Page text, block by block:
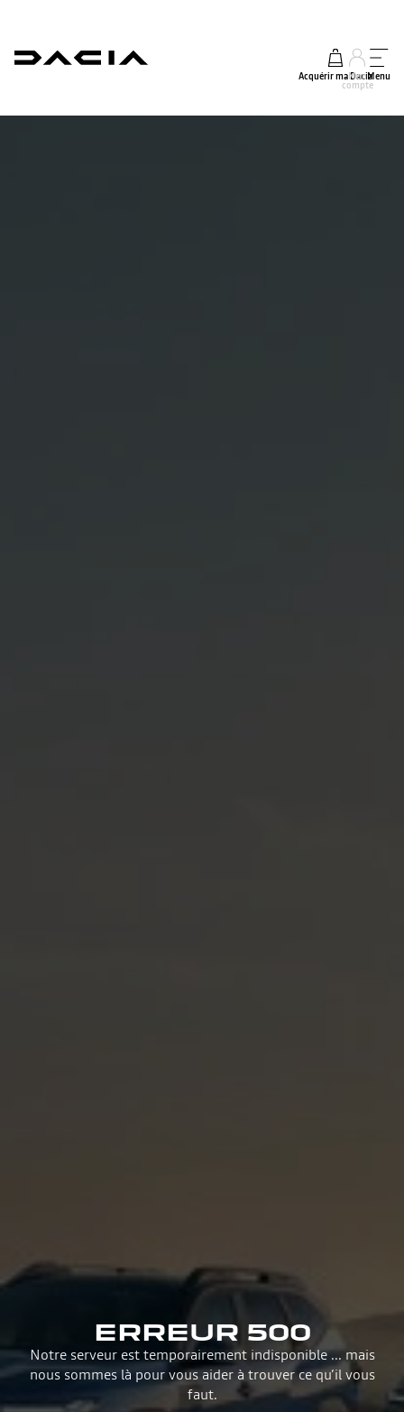
Acquérir ma Dacia
Mon
compte
Menu
ERREUR 500
Notre serveur est temporairement indisponible ... mais
nous sommes là pour vous aider à trouver ce qu’il vous
faut.